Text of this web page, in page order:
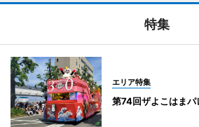
特集
エリア特集
第74回ザよこはま